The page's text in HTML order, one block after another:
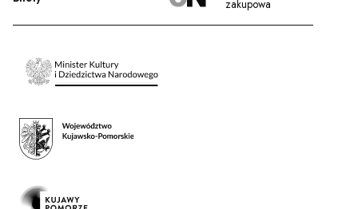
zakupowa